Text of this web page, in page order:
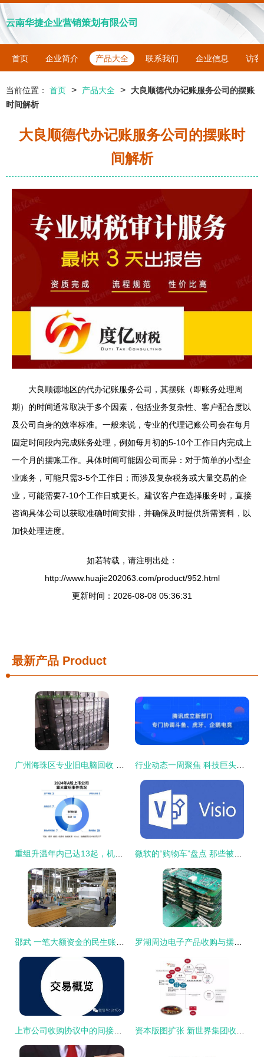
云南华捷企业营销策划有限公司
首页 企业简介 产品大全 联系我们 企业信息 访客
当前位置： 首页 > 产品大全 >
大良顺德代办记账服务公司的摆账
时间解析
大良顺德代办记账服务公司的摆账时
间解析
大良顺德地区的代办记账服务公司，其摆账（即账务处理周
期）的时间通常取决于多个因素，包括业务复杂性、客户配合度以
及公司自身的效率标准。一般来说，专业的代理记账公司会在每月
固定时间段内完成账务处理，例如每月初的5-10个工作日内完成上
一个月的摆账工作。具体时间可能因公司而异：对于简单的小型企
业账务，可能只需3-5个工作日；而涉及复杂税务或大量交易的企
业，可能需要7-10个工作日或更长。建议客户在选择服务时，直接
咨询具体公司以获取准确时间安排，并确保及时提供所需资料，以
加快处理进度。
如若转载，请注明出处：
http://www.huajie202063.com/product/952.html
更新时间：2026-08-08 05:36:31
最新产品 Product